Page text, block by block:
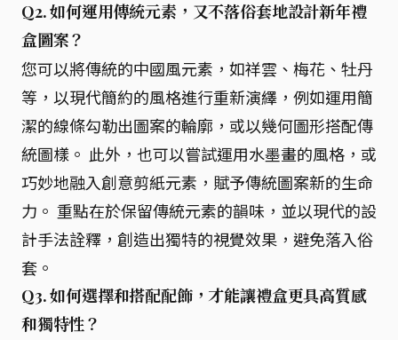
Q2. 如何運用傳統元素，又不落俗套地設計新年禮
盒圖案？
您可以將傳統的中國風元素，如祥雲、梅花、牡丹
等，以現代簡約的風格進行重新演繹，例如運用簡
潔的線條勾勒出圖案的輪廓，或以幾何圖形搭配傳
統圖樣。 此外，也可以嘗試運用水墨畫的風格，或
巧妙地融入創意剪紙元素，賦予傳統圖案新的生命
力。 重點在於保留傳統元素的韻味，並以現代的設
計手法詮釋，創造出獨特的視覺效果，避免落入俗
套。
Q3. 如何選擇和搭配配飾，才能讓禮盒更具高質感
和獨特性？